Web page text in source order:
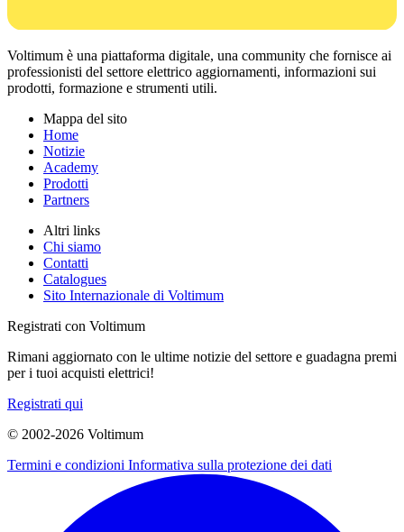
Voltimum è una piattaforma digitale, una community che fornisce ai
professionisti del settore elettrico aggiornamenti, informazioni sui
prodotti, formazione e strumenti utili.
Mappa del sito
Home
Notizie
Academy
Prodotti
Partners
Altri links
Chi siamo
Contatti
Catalogues
Sito Internazionale di Voltimum
Registrati con Voltimum
Rimani aggiornato con le ultime notizie del settore e guadagna premi
per i tuoi acquisti elettrici!
Registrati qui
© 2002-2026 Voltimum
Termini e condizioni Informativa sulla protezione dei dati